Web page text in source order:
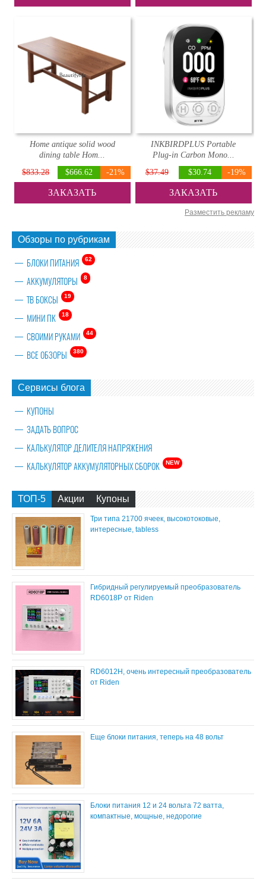
Home antique solid wood
dining table Hom...
$833.28
$666.62 -21%
ЗАКАЗАТЬ
INKBIRDPLUS Portable
Plug-in Carbon Mono...
$37.49
$30.74 -19%
ЗАКАЗАТЬ
Разместить рекламу
Обзоры по рубрикам
62
БЛОКИ ПИТАНИЯ
8
АККУМУЛЯТОРЫ
19
ТВ БОКСЫ
18
МИНИ ПК
44
СВОИМИ РУКАМИ
380
ВСЕ ОБЗОРЫ
Сервисы блога
КУПОНЫ
ЗАДАТЬ ВОПРОС
КАЛЬКУЛЯТОР ДЕЛИТЕЛЯ НАПРЯЖЕНИЯ
NEW
КАЛЬКУЛЯТОР АККУМУЛЯТОРНЫХ СБОРОК
ТОП-5 Акции Купоны
Три типа 21700 ячеек, высокотоковые,
интересные, tabless
Гибридный регулируемый преобразователь
RD6018P от Riden
RD6012H, очень интересный преобразователь
от Riden
Еще блоки питания, теперь на 48 вольт
Блоки питания 12 и 24 вольта 72 ватта,
компактные, мощные, недорогие